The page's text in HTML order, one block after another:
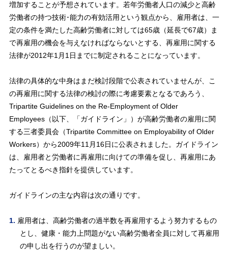
増加することが予想されています。若年労働者人口の減少と高齢
労働者の持つ技術･能力の有効活用という観点から、雇用者は、一
定の条件を満たした高齢労働者に対しては65歳（延長で67歳）ま
で再雇用の機会を与えなければならないとする、再雇用に関する
法律が2012年1月1日までに制定されることになっています。
法律の具体的な中身はまだ検討段階で公表されていませんが、こ
の再雇用に関する法律の検討の際に考慮要素となるであろう、
Tripartite Guidelines on the Re-Employment of Older
Employees（以下、「ガイドライン」）が高齢労働者の雇用に関
する三者委員会（Tripartite Committee on Employability of Older
Workers）から2009年11月16日に公表されました。ガイドライン
は、雇用者と労働者に再雇用に向けての準備を促し、再雇用にあ
たってとるべき指針を提供しています。
ガイドラインの主な内容は次の通りです。
雇用者は、高齢労働者の過半数を再雇用するよう努力するもの
とし、健康・能力上問題がない高齢労働者全員に対して再雇用
の申し出を行うのが望ましい。